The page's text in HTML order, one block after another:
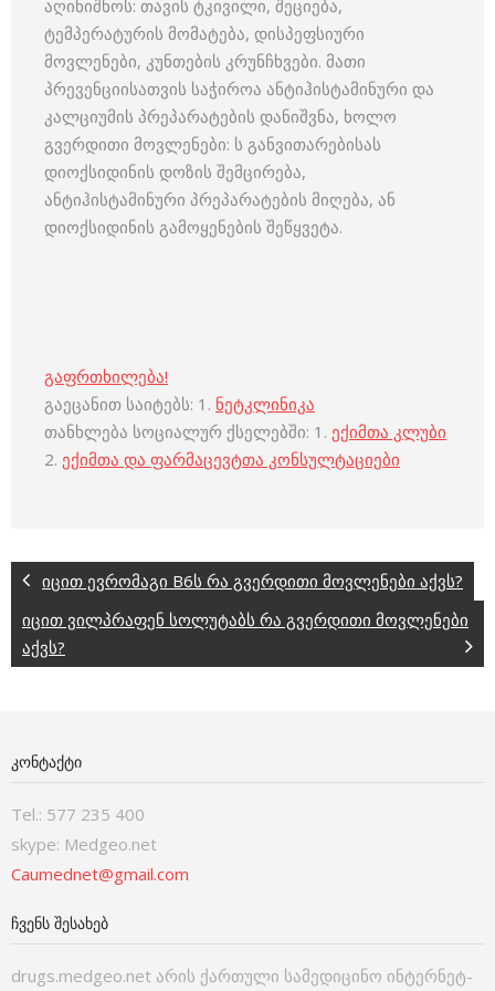
აღინიშნოს: თავის ტკივილი, შეციება,
ტემპერატურის მომატება, დისპეფსიური
მოვლენები, კუნთების კრუნჩხვები. მათი
პრევენციისათვის საჭიროა ანტიჰისტამინური და
კალციუმის პრეპარატების დანიშვნა, ხოლო
გვერდითი მოვლენები: ს განვითარებისას
დიოქსიდინის დოზის შემცირება,
ანტიჰისტამინური პრეპარატების მიღება, ან
დიოქსიდინის გამოყენების შეწყვეტა.
გაფრთხილება!
გაეცანით საიტებს: 1. ნეტკლინიკა
თანხლება სოციალურ ქსელებში: 1. ექიმთა კლუბი
2. ექიმთა და ფარმაცევტთა კონსულტაციები
იცით ევრომაგი B6ს რა გვერდითი მოვლენები აქვს?
იცით ვილპრაფენ სოლუტაბს რა გვერდითი მოვლენები
აქვს?
ᲙᲝᲜᲢᲐᲥᲢᲘ
Tel.: 577 235 400
skype: Medgeo.net
Caumednet@gmail.com
ᲩᲕᲔᲜᲡ ᲨᲔᲡᲐᲮᲔᲑ
drugs.medgeo.net არის ქართული სამედიცინო ინტერნეტ-